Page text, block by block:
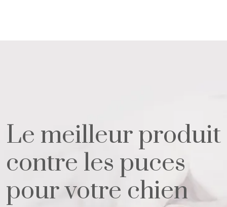
Le meilleur produit
contre les puces
pour votre chien